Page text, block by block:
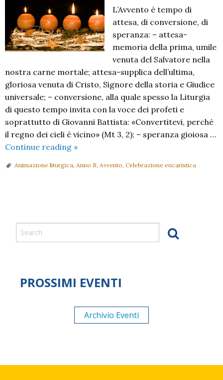
L’Avvento è tempo di
attesa, di conversione, di
speranza: – attesa-
memoria della prima, umile
venuta del Salvatore nella
nostra carne mortale; attesa-supplica dell’ultima,
gloriosa venuta di Cristo, Signore della storia e Giudice
universale; – conversione, alla quale spesso la Liturgia
di questo tempo invita con la voce dei profeti e
soprattutto di Giovanni Battista: «Convertitevi, perché
il regno dei cieli è vicino» (Mt 3, 2); – speranza gioiosa …
Continue reading AVVENTO
(ANNO
»
Animazione liturgica, Anno B, Avvento, Celebrazione eucaristica
PROSSIMI EVENTI
Archivio Eventi